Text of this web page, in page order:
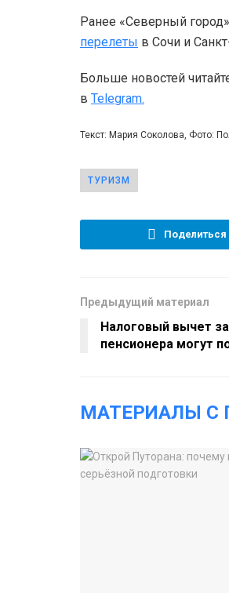
Ранее «Северный
перелеты в Сочи и
Больше новостей
в Telegram.
Текст: Мария Соколова, Фото:
ТУРИЗМ
Поделиться
Предыдущий материал
Налоговый вычет
пенсионера могут
МАТЕРИАЛЫ С